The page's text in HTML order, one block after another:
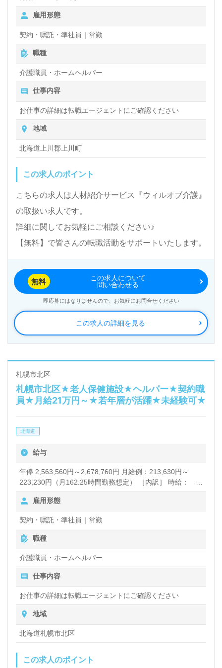
【諸手当】
業務手当：9,000円
資格手当：9,000円
住宅手当：～27,000円
夜勤割増手当
賞与あり
雇用形態
契約・嘱託・準社員｜常勤
職種
介護職員・ホームヘルパー
仕事内容
お仕事の詳細は転職エージェントにご確認ください
地域
北海道上川郡上川町
この求人のポイント
こちらの求人は人材紹介サービス『ウィルオブ介護』
の取扱い求人です。
詳細に関してお気軽にご相談ください♪
【無料】で皆さんの転職活動をサポートいたします。
この求人の詳細を見る
無料
この求人について
問い合わせる
即応募にはなりませんので、お気軽にお問合せください
札幌市北区
札幌市北区★老人保健施設★ヘルパー★契約職
員★月給21万円～★若年層が活躍★未経験可★
北海道
給与
年俸 2,563,560円～2,678,760円 月給例：213,630円～
223,230円（月162.25時間勤務想定） ［内訳］ 時給：
1,075円 処遇改善手当：29,205円 夜勤手当：9,600円／回
賞与あり 昇給あり
雇用形態
契約・嘱託・準社員｜常勤
職種
介護職員・ホームヘルパー
仕事内容
お仕事の詳細は転職エージェントにご確認ください
地域
北海道札幌市北区
この求人のポイント